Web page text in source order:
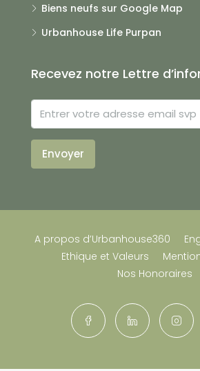
Biens neufs sur Google Map
Urbanhouse Life Purpan
Recevez notre Lettre
Envoyer
A propos d’Urbanhouse360
Ethique et Valeurs
Nos Honoraires